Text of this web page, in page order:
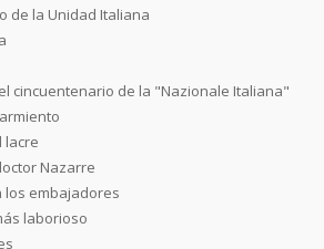
de la Unidad Italiana
cincuentenario de la "Nazionale Italiana"
lacre
Nazarre
los embajadores
laborioso